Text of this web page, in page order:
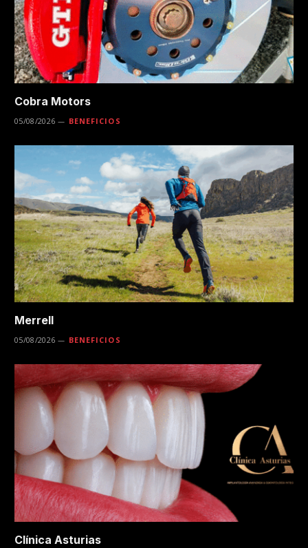
Cobra Motors
05/08/2026 BENEFICIOS
Merrell
05/08/2026 BENEFICIOS
Clínica Asturias